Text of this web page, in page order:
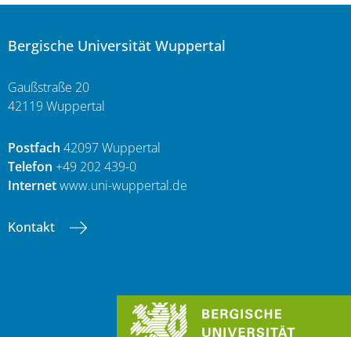
Bergische Universität Wuppertal
Gaußstraße 20
42119 Wuppertal
Postfach 42097 Wuppertal
Telefon +49 202 439-0
Internetwww.uni-wuppertal.de
Kontakt